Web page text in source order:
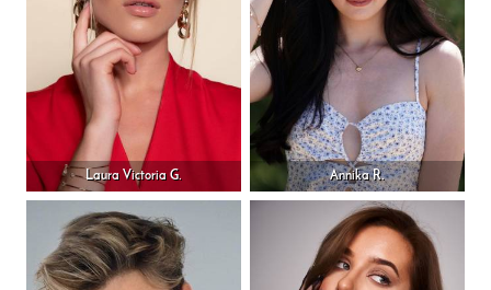
Laura Victoria G. Annika R.